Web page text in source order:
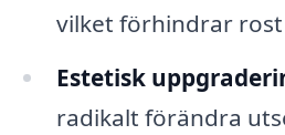
vilket förhindrar
Estetisk
radikalt förändra